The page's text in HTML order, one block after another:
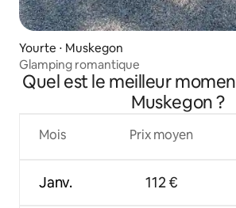
Yourte ⋅ Muskegon
Glamping romantique
Quel est le meilleur
Muskegon ?
Mois
Janv.
Prix moyen
112 €